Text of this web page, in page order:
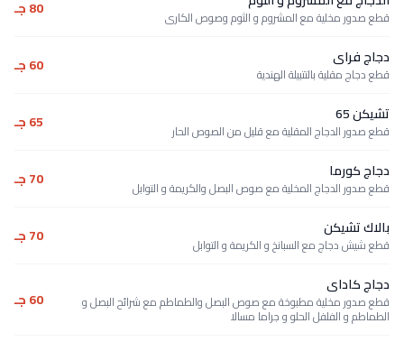
قطع صدور مخلية مع المشروم و الثوم وصوص الكارى 80 جـ
دجاج فراى
قطع دجاج مقلية بالتتبيلة الهندية 60 جـ
تشيكن 65
قطع صدور الدجاج المقلية مع قليل من الصوص الحار 65 جـ
دجاج كورما
قطع صدور الدجاج المخلية مع صوص البصل والكريمة و التوابل 70 جـ
بالاك تشيكن
قطع شيش دجاج مع السبانخ و الكريمة و التوابل 70 جـ
دجاج كاداى
قطع صدور مخلية مطبوخة مع صوص البصل والطماطم مع شرائح البصل و
الطماطم و الفلفل الحلو و جراما مسالا
60 جـ